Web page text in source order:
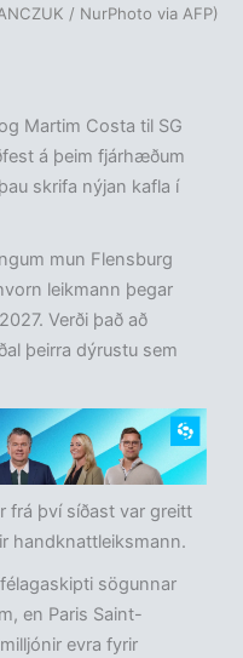
/ NurPhoto via AFP)
Martim Costa til SG
á þeim fjárhæðum
skrifa nýjan kafla í
mun Flensburg
leikmann þegar
Verði það að
þeirra dýrustu sem
frá því síðast var greitt
handknattleiksmann.
sögunnar
en Paris Saint-
evra fyrir